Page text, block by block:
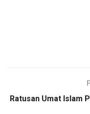
Ratusan Umat Islam